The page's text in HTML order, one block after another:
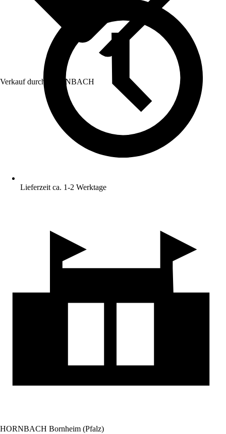
Verkauf durch: HORNBACH
Lieferzeit ca. 1-2 Werktage
HORNBACH Bornheim (Pfalz)